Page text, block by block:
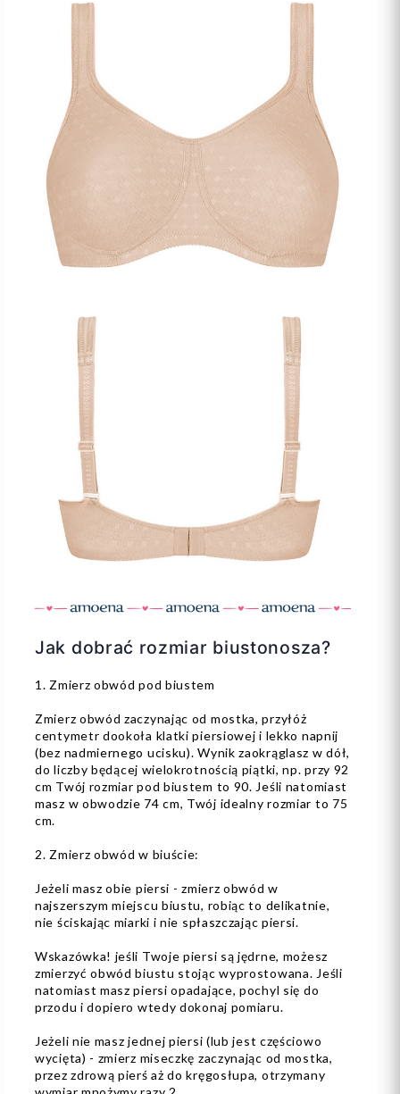
Jak dobrać rozmiar biustonosza?
1. Zmierz obwód pod biustem
Zmierz obwód zaczynając od mostka, przyłóż
centymetr dookoła klatki piersiowej i lekko napnij
(bez nadmiernego ucisku). Wynik zaokrąglasz w dół,
do liczby będącej wielokrotnością piątki, np. przy 92
cm Twój rozmiar pod biustem to 90. Jeśli natomiast
masz w obwodzie 74 cm, Twój idealny rozmiar to 75
cm.
2. Zmierz obwód w biuście:
Jeżeli masz obie piersi - zmierz obwód w
najszerszym miejscu biustu, robiąc to delikatnie,
nie ściskając miarki i nie spłaszczając piersi.
Wskazówka! jeśli Twoje piersi są jędrne, możesz
zmierzyć obwód biustu stojąc wyprostowana. Jeśli
natomiast masz piersi opadające, pochyl się do
przodu i dopiero wtedy dokonaj pomiaru.
Jeżeli nie masz jednej piersi (lub jest częściowo
wycięta) - zmierz miseczkę zaczynając od mostka,
przez zdrową pierś aż do kręgosłupa, otrzymany